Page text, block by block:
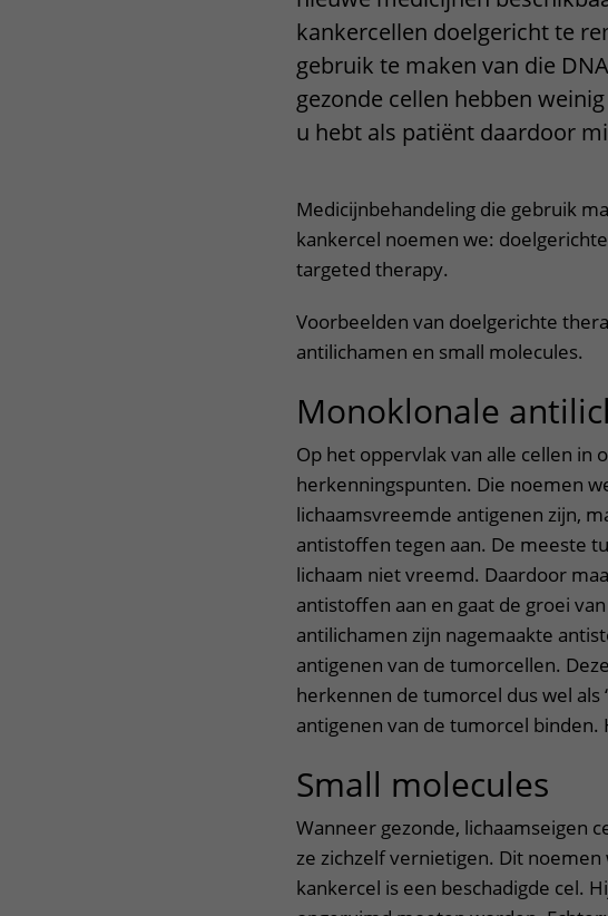
Bezoektijden
Wijzigen patiëntgegevens
kankercellen doelgericht te
gebruik te maken van die
gezonde cellen hebben
u hebt als patiënt daardoor
Medicijnbehandeling die gebruik
kankercel noemen we:
targeted therapy.
Voorbeelden van doelgerichte
antilichamen en small molecules.
Monoklonale
Op het oppervlak van alle cellen in
herkenningspunten. Die noemen
lichaamsvreemde antigenen zijn,
antistoffen tegen aan. De meeste
lichaam niet vreemd. Daardoor
antistoffen aan en gaat de groei
antilichamen zijn nagemaakte
antigenen van de tumorcellen.
herkennen de tumorcel dus wel als
antigenen van de tumorcel
Small molecules
Wanneer gezonde, lichaamseigen
ze zichzelf vernietigen. Dit
kankercel is een beschadigde cel.